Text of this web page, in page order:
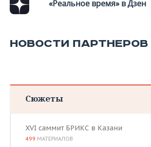
«Реальное время» в Дзен
НОВОСТИ ПАРТНЕРОВ
Сюжеты
XVI саммит БРИКС в Казани
499 МАТЕРИАЛОВ